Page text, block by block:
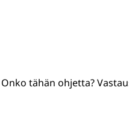
tähän ohjetta?